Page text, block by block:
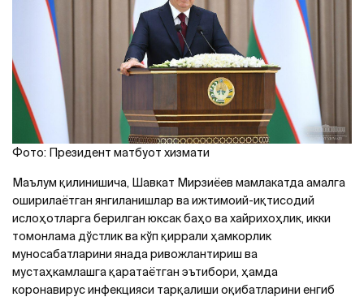
Фото: Президент матбуот хизмати
Маълум қилинишича, Шавкат Мирзиёев мамлакатда амалга
оширилаётган янгиланишлар ва ижтимоий-иқтисодий
ислоҳотларга берилган юксак баҳо ва хайрихоҳлик, икки
томонлама дўстлик ва кўп қиррали ҳамкорлик
муносабатларини янада ривожлантириш ва
мустаҳкамлашга қаратаётган эътибори, ҳамда
коронавирус инфекцияси тарқалиши оқибатларини енгиб